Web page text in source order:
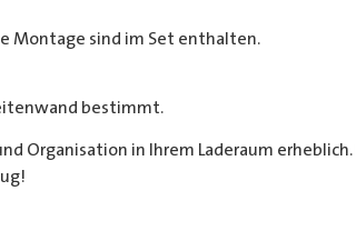
Montage sind im Set enthalten.
bestimmt.
Organisation in Ihrem Laderaum